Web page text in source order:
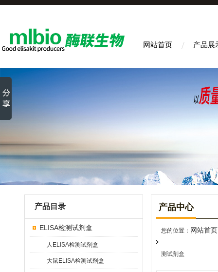
网站首页 产品展
产品目录
ELISA检测试剂盒
人ELISA检测试剂盒
大鼠ELISA检测试剂盒
产品中心
您的位置： 网站首页
测试剂盒